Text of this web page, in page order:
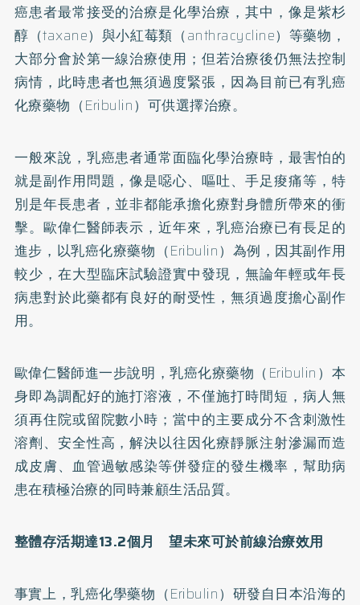
癌患者最常接受的治療是化學治療，其中，像是紫杉
醇（taxane）與小紅莓類（anthracycline）等藥物，
大部分會於第一線治療使用；但若治療後仍無法控制
病情，此時患者也無須過度緊張，因為目前已有乳癌
化療藥物（Eribulin）可供選擇治療。
一般來說，乳癌患者通常面臨化學治療時，最害怕的
就是副作用問題，像是噁心、嘔吐、手足痠痛等，特
別是年長患者，並非都能承擔化療對身體所帶來的衝
擊。歐偉仁醫師表示，近年來，乳癌治療已有長足的
進步，以乳癌化療藥物（Eribulin）為例，因其副作用
較少，在大型臨床試驗證實中發現，無論年輕或年長
病患對於此藥都有良好的耐受性，無須過度擔心副作
用。
歐偉仁醫師進一步說明，乳癌化療藥物（Eribulin）本
身即為調配好的施打溶液，不僅施打時間短，病人無
須再住院或留院數小時；當中的主要成分不含刺激性
溶劑、安全性高，解決以往因化療靜脈注射滲漏而造
成皮膚、血管過敏感染等併發症的發生機率，幫助病
患在積極治療的同時兼顧生活品質。
整體存活期達13.2個月 望未來可於前線治療效用
事實上，乳癌化學藥物（Eribulin）研發自日本沿海的